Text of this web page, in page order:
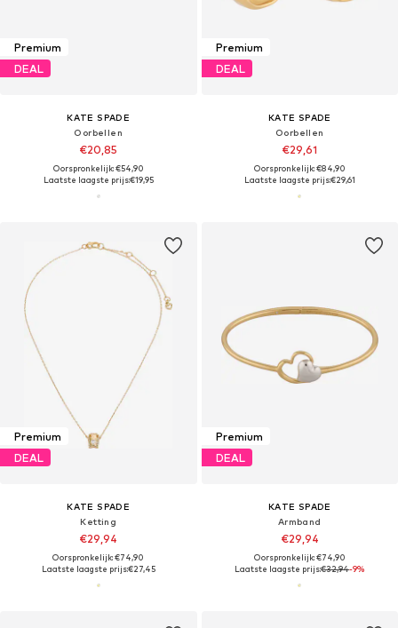
Premium
DEAL
KATE SPADE
Oorbellen
€20,85
Oorspronkelijk: €54,90
Laatste laagste prijs:€19,95
Premium
DEAL
KATE SPADE
Oorbellen
€29,61
Oorspronkelijk: €84,90
Laatste laagste prijs:€29,61
Premium
DEAL
KATE SPADE
Ketting
€29,94
Oorspronkelijk: €74,90
Laatste laagste prijs:€27,45
Premium
DEAL
KATE SPADE
Armband
€29,94
Oorspronkelijk: €74,90
Laatste laagste prijs:€32,94-9%